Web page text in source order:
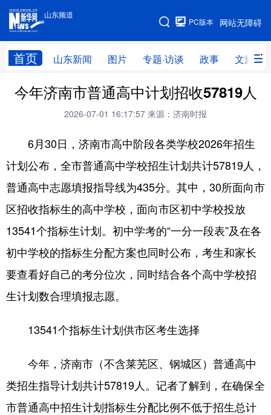
山东频道
网站无障碍
PC版本
首页 山东新闻 图片 专题·访谈 政事 文旅
手机版
网站地图
学习进行时 高层 时政 人事
财经 网评
台湾 思客智库 全球连线 教育
科技 科普 体育 文化
健康 军事 访谈 视频
图片 中央文件 金融 汽车
溯源中国 城市 旅游 能源
会展 彩票
地方频道
今年济南市普通高中计划招收57819人
2026-07-01 16:17:57 来源：济南时报
6月30日，济南市高中阶段各类学校2026年招生
计划公布，全市普通高中学校招生计划共计57819人，
普通高中志愿填报指导线为435分。其中，30所面向市
区招收指标生的高中学校，面向市区初中学校投放
13541个指标生计划。初中学考的“一分一段表”及在各
初中学校的指标生分配方案也同时公布，考生和家长
要查看好自己的考分位次，同时结合各个高中学校招
生计划数合理填报志愿。
13541个指标生计划供市区考生选择
今年，济南市（不含莱芜区、钢城区）普通高中
类招生指导计划共计57819人。记者了解到，在确保全
市普通高中招生计划指标生分配比例不低于招生总计